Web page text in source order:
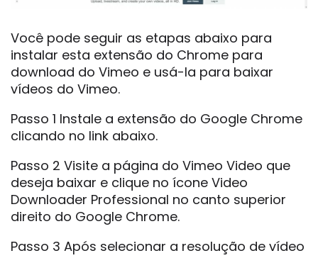
Você pode seguir as etapas abaixo para
instalar esta extensão do Chrome para
download do Vimeo e usá-la para baixar
vídeos do Vimeo.
Passo 1 Instale a extensão do Google Chrome
clicando no link abaixo.
Passo 2 Visite a página do Vimeo Video que
deseja baixar e clique no ícone Video
Downloader Professional no canto superior
direito do Google Chrome.
Passo 3 Após selecionar a resolução de vídeo